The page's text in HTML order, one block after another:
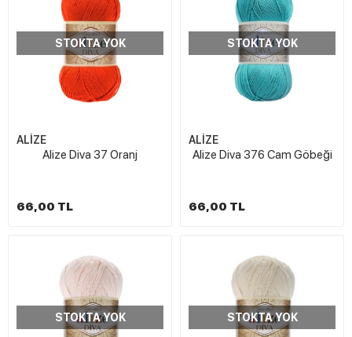
STOKTA YOK
ALİZE
Alize Diva 37 Oranj
66,00 TL
STOKTA YOK
ALİZE
Alize Diva 376 Cam Göbeği
66,00 TL
STOKTA YOK STOKTA YOK